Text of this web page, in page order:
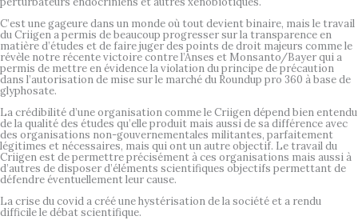
C’est une gageure dans un monde où tout devient binaire, mais le travail
du Criigen a permis de beaucoup progresser sur la transparence en
matière d’études et de faire juger des points de droit majeurs comme le
révèle notre récente victoire contre l’Anses et Monsanto/Bayer qui a
permis de mettre en évidence la violation du principe de précaution
dans l’autorisation de mise sur le marché du Roundup pro 360 à base de
glyphosate.
La crédibilité d’une organisation comme le Criigen dépend bien entendu
de la qualité des études qu’elle produit mais aussi de sa différence avec
des organisations non-gouvernementales militantes, parfaitement
légitimes et nécessaires, mais qui ont un autre objectif. Le travail du
Criigen est de permettre précisément à ces organisations mais aussi à
d’autres de disposer d’éléments scientifiques objectifs permettant de
défendre éventuellement leur cause.
La crise du covid a créé une hystérisation de la société et a rendu
difficile le débat scientifique.